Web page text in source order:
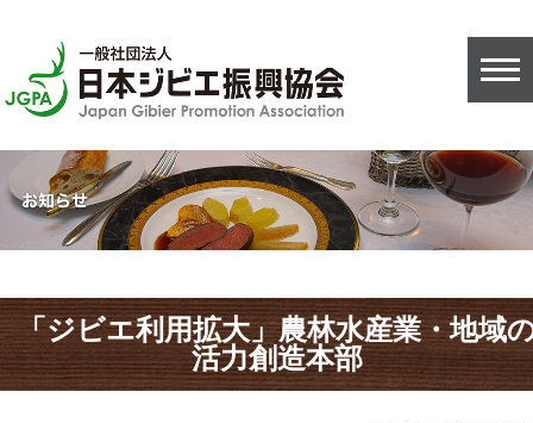
「ジビエ利用拡大」農林水産業・地域
活力創造本部